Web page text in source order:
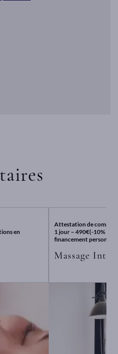
en
Attestation de
1 jour – 490€(-10%
financement personnel)
Massage